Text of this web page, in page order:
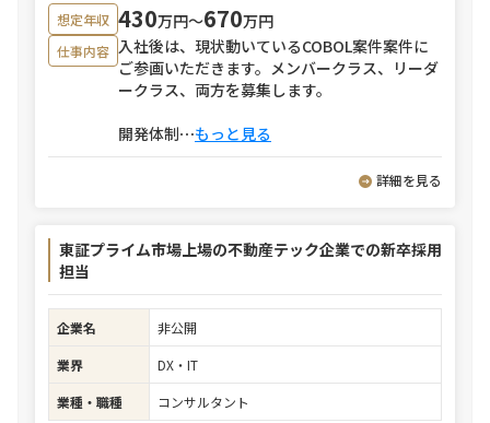
想定年収 430万円〜670万円
仕事内容 入社後は、現状動いているCOBOL案件案件に
ご参画いただきます。メンバークラス、リーダ
ークラス、両方を募集します。
開発体制⋯もっと見る
詳細を見る
東証プライム市場上場の不動産テック企業での新卒採用
担当
企業名
非公開
業界
DX・IT
業種・職種
コンサルタント